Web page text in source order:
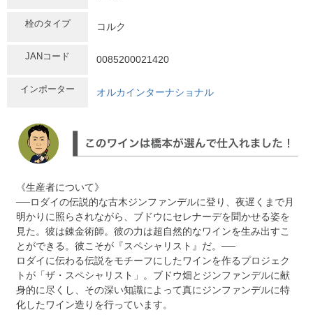
栓のタイプ コルク
JANコード 0085200021420
インポーター オルカインターナショナル
《生産者について》
──ロダイの伝説的な古木ジンファンデルに登り、夜遅くまで月
明かりに照らされながら、ブドウにセレナーデを聞かせる姿を
見た。彼は錬金術師。彼の力は超自然的なワインを生み出すこ
とができる。彼こそが『スペシャリスト』だ。──
ロダイに伝わる伝説をモチーフにしたワインを作るプロジェク
トが「ザ・スペシャリスト」。ブドウ畑とジンファンデルに献
身的に尽くし、その深い知識によって真にジンファンデルに特
化したワイン造りを行っています。